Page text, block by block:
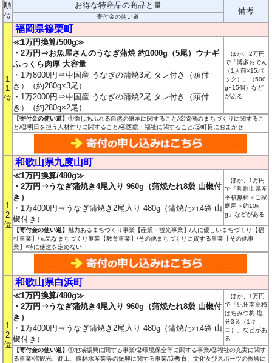
順
位
お得な特産品の商品と量
備考
寄付金の使い道
1
1
位
福岡県篠栗町
≪1万円換算/500g≫
・2万円⇒お魚屋さんのうなぎ蒲焼 約1000g（5尾）ウナギ
ふっくら肉厚 大容量
・1万8000円⇒中国産 うなぎの蒲焼3尾 タレ付き（頭付
き）（約280g×3尾）
・1万2000円⇒中国産 うなぎの蒲焼2尾 タレ付き（頭付
き）（約280g×2尾）
ほか、2万円
で「博多おでん
（1人前×15パ
ック）」（500
g×15個）など
がある
【寄付金の使い道】①癒しあふれる自然の継承に関すること/②協働のまちづくりに関するこ
と/③明日を担う人材作りに関すること/④医療・福祉に関すること/⑤町長におまかせ
1
2
位
和歌山県九度山町
≪1万円換算/480g≫
・2万円⇒うなぎ蒲焼き4尾入り 960g（蒲焼たれ8袋 山椒付
き）
・1万4000円⇒うなぎ蒲焼き2尾入り 480g（蒲焼たれ4袋 山
椒付き）
ほか、1万円
で「和歌山県産
平核無柿＜ご家
庭用＞約10k
g」などがある
【寄付金の使い道】 魅力あるまちづくり事業【産業・観光事業】/人に優しいまちづくり【福
祉事業】/元気なまちづくり事業【教育事業】/その他まちづくりに資する事業【その他事
業】/特に使途を定めない
1
2
位
和歌山県白浜町
≪1万円換算/480g≫
・2万円⇒うなぎ蒲焼き4尾入り 960g（蒲焼たれ8袋 山椒付
き）
・1万4000円⇒うなぎ蒲焼き2尾入り 480g（蒲焼たれ4袋 山
椒付き）
ほか、1万円
で「紀州南高梅
はちみつ梅 塩
分3％（1キ
ロ）」などがあ
る
【寄付金の使い道】①地域振興に関する事業/②環境保全等に関する事業/③福祉の充実に関す
る事業/④観光、商工、農林水産業等の振興に関する事業/⑤教育、文化及びスポーツの振興に